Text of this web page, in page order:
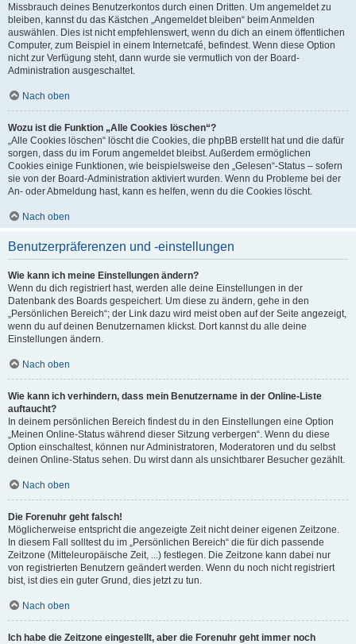
Missbrauch deines Benutzerkontos durch einen Dritten. Um angemeldet zu
bleiben, kannst du das Kästchen „Angemeldet bleiben“ beim Anmelden
auswählen. Dies ist nicht empfehlenswert, wenn du dich an einem öffentlichen
Computer, zum Beispiel in einem Internetcafé, befindest. Wenn diese Option
nicht zur Verfügung steht, dann wurde sie vermutlich von der Board-
Administration ausgeschaltet.
Nach oben
Wozu ist die Funktion „Alle Cookies löschen“?
„Alle Cookies löschen“ löscht die Cookies, die phpBB erstellt hat und die dafür
sorgen, dass du im Forum angemeldet bleibst. Außerdem ermöglichen
Cookies einige Funktionen, wie beispielsweise den „Gelesen“-Status – sofern
sie von der Board-Administration aktiviert wurden. Wenn du Probleme bei der
An- oder Abmeldung hast, kann es helfen, wenn du die Cookies löscht.
Nach oben
Benutzerpräferenzen und -einstellungen
Wie kann ich meine Einstellungen ändern?
Wenn du dich registriert hast, werden alle deine Einstellungen in der
Datenbank des Boards gespeichert. Um diese zu ändern, gehe in den
„Persönlichen Bereich“; der Link dazu wird meist oben auf der Seite angezeigt,
wenn du auf deinen Benutzernamen klickst. Dort kannst du alle deine
Einstellungen ändern.
Nach oben
Wie kann ich verhindern, dass mein Benutzername in der Online-Liste
auftaucht?
In deinem persönlichen Bereich findest du in den Einstellungen eine Option
„Meinen Online-Status während dieser Sitzung verbergen“. Wenn du diese
Option einschaltest, können nur Administratoren, Moderatoren und du selbst
deinen Online-Status sehen. Du wirst dann als unsichtbarer Besucher gezählt.
Nach oben
Die Forenuhr geht falsch!
Möglicherweise entspricht die angezeigte Zeit nicht deiner eigenen Zeitzone.
In diesem Fall solltest du im „Persönlichen Bereich“ die für dich passende
Zeitzone (Mitteleuropäische Zeit, ...) festlegen. Die Zeitzone kann dabei nur
von registrierten Benutzern geändert werden. Wenn du noch nicht registriert
bist, ist dies ein guter Grund, dies jetzt zu tun.
Nach oben
Ich habe die Zeitzone eingestellt, aber die Forenuhr geht immer noch